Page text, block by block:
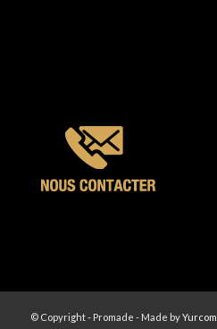
© Copyright - Promade - Made byYurcom